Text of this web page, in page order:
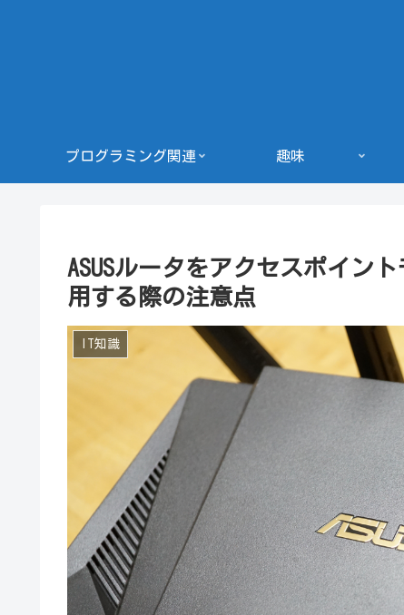
プログラミング関連 趣味
ASUSルータをアクセスポイン
用する際の注意点
IT知識